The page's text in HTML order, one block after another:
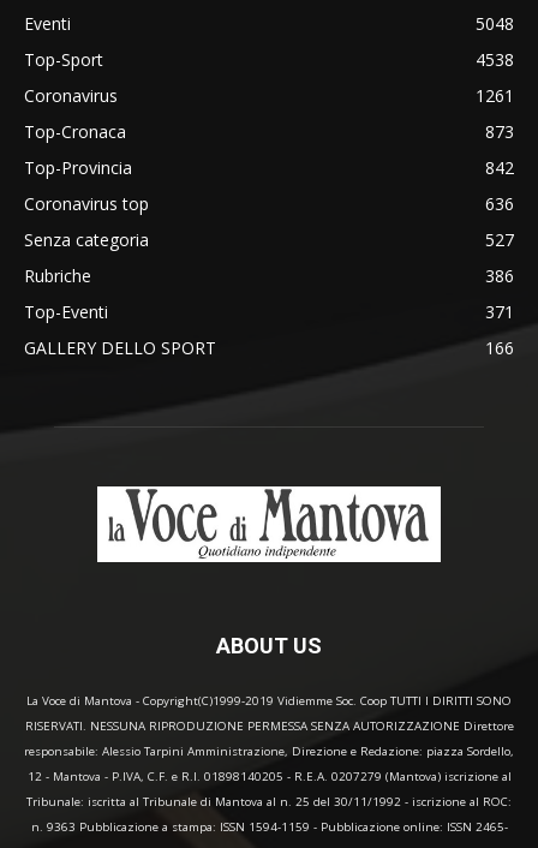
Eventi
5048
Top-Sport
4538
Coronavirus
1261
Top-Cronaca
873
Top-Provincia
842
Coronavirus top
636
Senza categoria
527
Rubriche
386
Top-Eventi
371
GALLERY DELLO SPORT
166
ABOUT US
La Voce di Mantova - Copyright(C)1999-2019 Vidiemme Soc. Coop TUTTI I DIRITTI SONO
RISERVATI. NESSUNA RIPRODUZIONE PERMESSA SENZA AUTORIZZAZIONE Direttore
responsabile: Alessio Tarpini Amministrazione, Direzione e Redazione: piazza Sordello,
12 - Mantova - P.IVA, C.F. e R.I. 01898140205 - R.E.A. 0207279 (Mantova) iscrizione al
Tribunale: iscritta al Tribunale di Mantova al n. 25 del 30/11/1992 - iscrizione al ROC:
n. 9363 Pubblicazione a stampa: ISSN 1594-1159 - Pubblicazione online: ISSN 2465-